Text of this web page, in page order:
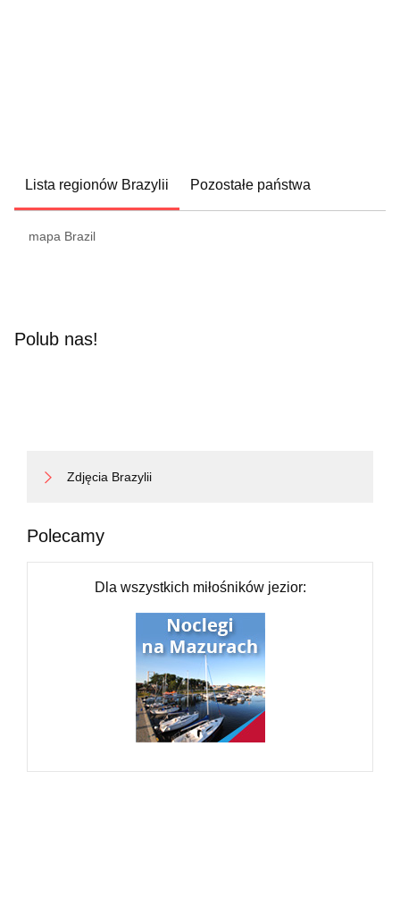
Lista regionów Brazylii Pozostałe państwa
mapa Brazil
Polub nas!
Zdjęcia Brazylii
Polecamy
Dla wszystkich miłośników jezior: